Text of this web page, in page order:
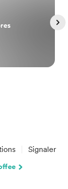
Signaler